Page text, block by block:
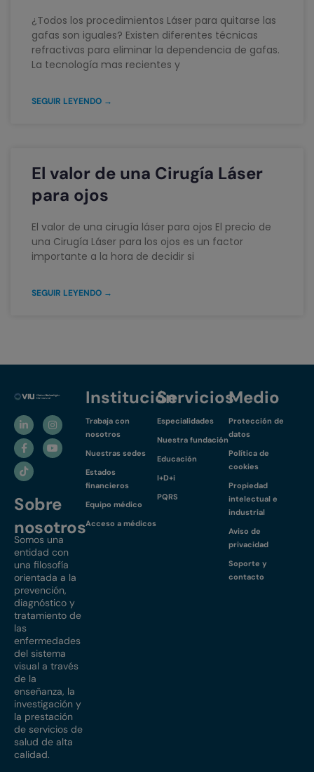
¿Todos los procedimientos Láser para quitarse las
gafas son iguales? Existen diferentes técnicas
refractivas para eliminar la dependencia de gafas.
La tecnología mas recientes y
SEGUIR LEYENDO →
El valor de una Cirugía Láser
para ojos
El valor de una cirugía láser para ojos El precio de
una Cirugía Láser para los ojos es un factor
importante a la hora de decidir si
SEGUIR LEYENDO →
Sobre
nosotros
Somos una
entidad con
una filosofía
orientada a la
prevención,
diagnóstico y
tratamiento de
las
enfermedades
del sistema
visual a través
de la
enseñanza, la
investigación y
la prestación
de servicios de
salud de alta
calidad.
Institución
Trabaja con
nosotros
Nuestras sedes
Estados
financieros
Equipo médico
Acceso a médicos
Servicios
Especialidades
Nuestra fundación
Educación
I+D+i
PQRS
Medio
Protección de
datos
Política de
cookies
Propiedad
intelectual e
industrial
Aviso de
privacidad
Soporte y
contacto